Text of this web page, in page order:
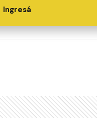
Ingresá